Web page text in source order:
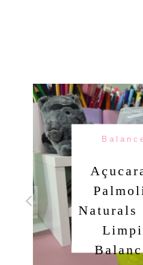
Cabelos
Inoar
Ler o